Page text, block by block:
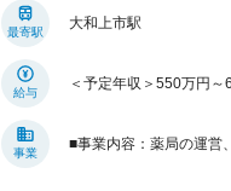
最寄駅
大和上市駅
給与
＜予定年収＞550万円
事業
■事業内容：薬局の運営